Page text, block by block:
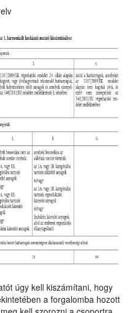
úgy kell kiszámítani, hogy
a forgalomba hozott